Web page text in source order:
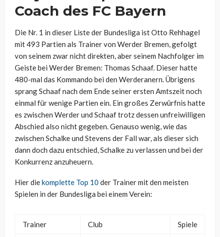
Coach des FC Bayern
Die Nr. 1 in dieser Liste der Bundesliga ist Otto Rehhagel
mit 493 Partien als Trainer von Werder Bremen, gefolgt
von seinem zwar nicht direkten, aber seinem Nachfolger im
Geiste bei Werder Bremen: Thomas Schaaf. Dieser hatte
480-mal das Kommando bei den Werderanern. Übrigens
sprang Schaaf nach dem Ende seiner ersten Amtszeit noch
einmal für wenige Partien ein. Ein großes Zerwürfnis hatte
es zwischen Werder und Schaaf trotz dessen unfreiwilligen
Abschied also nicht gegeben. Genauso wenig, wie das
zwischen Schalke und Stevens der Fall war, als dieser sich
dann doch dazu entschied, Schalke zu verlassen und bei der
Konkurrenz anzuheuern.
Hier diekomplette Top 10 der Trainer mit den meisten
Spielen in der Bundesliga bei einem Verein:
Trainer Club Spiele